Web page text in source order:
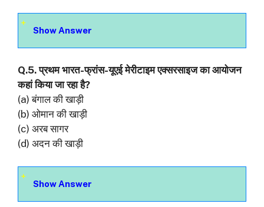
Show Answer
Q.5. प्रथम भारत-फ्रांस-यूएई मेरीटाइम एक्सरसाइज का आयोजन
कहां किया जा रहा है?
(a) बंगाल की खाड़ी
(b) ओमान की खाड़ी
(c) अरब सागर
(d) अदन की खाड़ी
Show Answer